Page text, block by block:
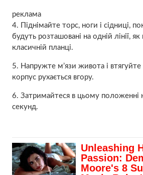
реклама
4. Піднімайте торс, ноги і сідниці,
будуть розташовані на одній лінії, як
класичній планці.
5. Напружте м’язи живота і
корпус рухається вгору.
6. Затримайтеся в цьому положенні
секунд.